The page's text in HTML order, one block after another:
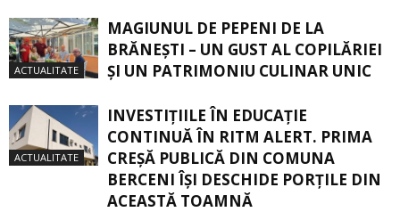
ACTUALITATE
MAGIUNUL DE PEPENI DE LA
BRĂNEŞTI – UN GUST AL COPILĂRIEI
ŞI UN PATRIMONIU CULINAR UNIC
ACTUALITATE
INVESTIȚIILE ÎN EDUCAȚIE
CONTINUĂ ÎN RITM ALERT. PRIMA
CREŞĂ PUBLICĂ DIN COMUNA
BERCENI ÎŞI DESCHIDE PORŢILE DIN
ACEASTĂ TOAMNĂ